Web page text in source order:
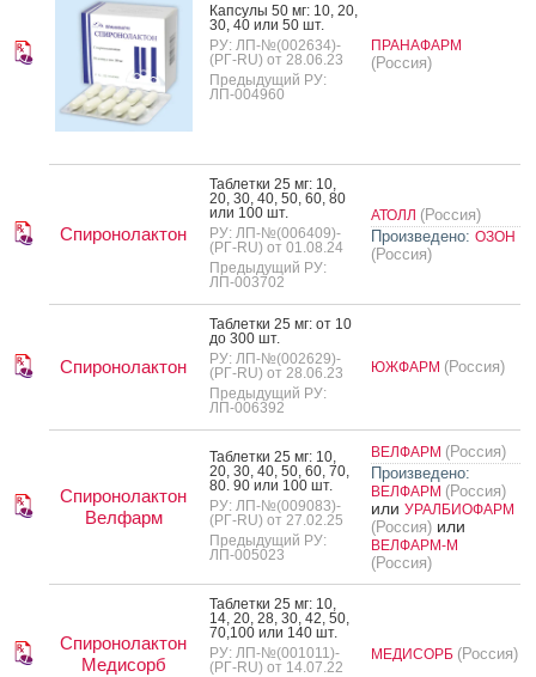
Кап­су­лы 50 мг: 10, 20,
30, 40 или 50 шт.
РУ: ЛП-№(002634)-
(РГ-RU) от 28.06.23
Предыдущий РУ:
ЛП-004960
ПРАНАФАРМ
(Россия)
Спиронолактон
Таб­летки 25 мг: 10,
20, 30, 40, 50, 60, 80
или 100 шт.
РУ: ЛП-№(006409)-
(РГ-RU) от 01.08.24
Предыдущий РУ:
ЛП-003702
АТОЛЛ (Россия)
Произведено: ОЗОН
(Россия)
Спиронолактон
Таб­летки 25 мг: от 10
до 300 шт.
РУ: ЛП-№(002629)-
(РГ-RU) от 28.06.23
Предыдущий РУ:
ЛП-006392
ЮЖФАРМ (Россия)
Спиронолактон
Велфарм
Таб­летки 25 мг: 10,
20, 30, 40, 50, 60, 70,
80. 90 или 100 шт.
РУ: ЛП-№(009083)-
(РГ-RU) от 27.02.25
Предыдущий РУ:
ЛП-005023
ВЕЛФАРМ (Россия)
Произведено:
ВЕЛФАРМ (Россия)
или УРАЛБИОФАРМ
(Россия) или
ВЕЛФАРМ-М
(Россия)
Спиронолактон
Медисорб
Таб­летки 25 мг: 10,
14, 20, 28, 30, 42, 50,
70,100 или 140 шт.
РУ: ЛП-№(001011)-
(РГ-RU) от 14.07.22
МЕДИСОРБ (Россия)